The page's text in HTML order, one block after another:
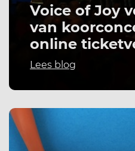
Voice of Joy
van
online
Lees blog